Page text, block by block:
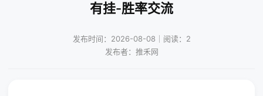
有挂-胜率交流
发布时间：2026-08-08｜阅读：2
发布者：推禾网